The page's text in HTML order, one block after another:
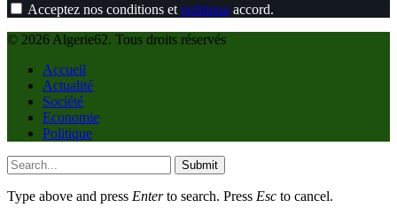
Acceptez nos conditions et politique accord.
© 2026 Algerie62. Tous droits réservés
Accueil
Actualité
Société
Economie
Politique
Submit
Type above and press Enterto search. Press Esc to cancel.